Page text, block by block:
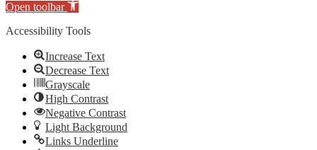
Open toolbar
Accessibility Tools
Increase Text
Decrease Text
Grayscale
High Contrast
Negative Contrast
Light Background
Links Underline